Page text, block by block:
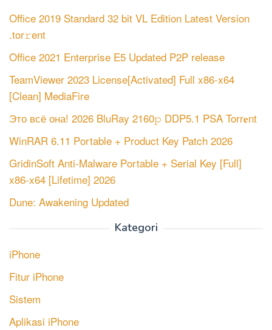
Office 2019 Standard 32 bit VL Edition Latest Version
.tor𝚛ent
Office 2021 Enterprise E5 Updated P2P release
TeamViewer 2023 License[Activated] Full x86-x64
[Clean] MediaFire
Это всё она! 2026 BluRay 2160𝚙 DDP5.1 PSA Torr𝐞nt
WinRAR 6.11 Portable + Product Key Patch 2026
GridinSoft Anti-Malware Portable + Serial Key [Full]
x86-x64 [Lifetime] 2026
Dune: Awakening Updated
Kategori
iPhone
Fitur iPhone
Sistem
Aplikasi iPhone